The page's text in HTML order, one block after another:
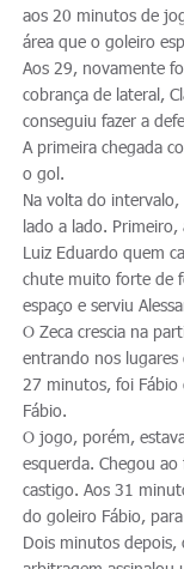
aos 20 minutos de
área que o goleiro
Aos 29, novamente
cobrança de lateral,
conseguiu fazer a
A primeira chegada
o gol.
Na volta do intervalo,
lado a lado.
Luiz Eduardo quem
chute muito forte de
espaço e serviu
O Zeca crescia na
entrando nos lugares
27 minutos, foi Fábio
Fábio.
O jogo, porém,
esquerda. Chegou
castigo. Aos 31
do goleiro Fábio,
Dois minutos depois,